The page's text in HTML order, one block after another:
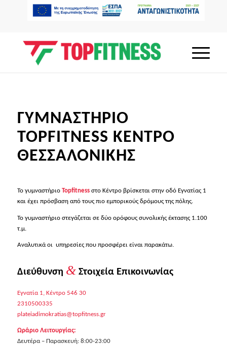
ΓΥΜΝΑΣΤΗΡΙΟ
TOPFITNESS ΚΕΝΤΡΟ
ΘΕΣΣΑΛΟΝΙΚΗΣ
Το γυμναστήριο Topfitnessστο Κέντρο βρίσκεται στην οδό Εγνατίας 1
και έχει πρόσβαση από τους πιο εμπορικούς δρόμους της πόλης.
Το γυμναστήριο στεγάζεται σε δύο ορόφους συνολικής έκτασης 1.100
τ.μ.
Αναλυτικά οι υπηρεσίες που προσφέρει είναι παρακάτω.
Διεύθυνση &Στοιχεία Επικοινωνίας
Εγνατία 1, Κέντρο 546 30
2310500335
plateiadimokratias@topfitness.gr
Ωράριο Λειτουργίας:
Δευτέρα – Παρασκευή: 8:00-23:00